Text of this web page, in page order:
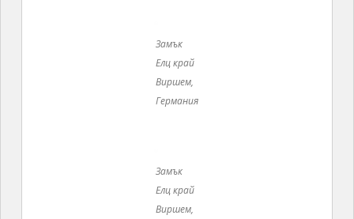
Замък
Елц край
Виршем,
Германия
Замък
Елц край
Виршем,